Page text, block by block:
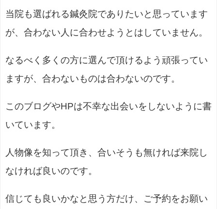
当院も選ばれる鍼灸院でありたいと思っています
が、合わない人に合わせようとはしていません。
なるべく多くの方に選んで頂けるよう頑張ってい
ますが、合わないものは合わないのです。
このブログやHPは不幸な出会いをしないように書
いています。
人物像を知って頂き、合いそうも無ければ来院し
なければ良いのです。
信じても良いかなと思う方だけ、ご予約をお願い